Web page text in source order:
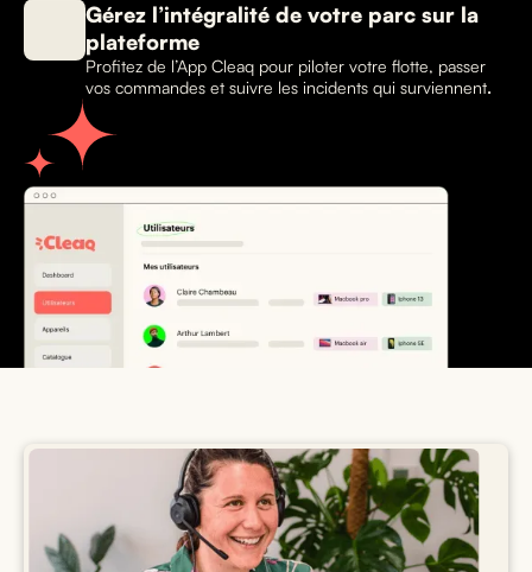
Gérez l’intégralité de votre parc sur la
plateforme
Profitez de l’App Cleaq pour piloter votre flotte, passer
vos commandes et suivre les incidents qui surviennent.